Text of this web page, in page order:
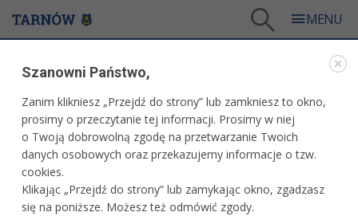
6.06.2025 r. - Targi Innowacji ITAR 2025 – IV edycja
WARTO PRZECZYTAĆ
6.06.2025 R. - TARGI INNOWACJI ITAR 2025 – IV
EDYCJA
04.03.2025, 14:06 Redakcja tarnow.pl
Szanowni Państwo,
Zanim klikniesz „Przejdź do strony” lub zamkniesz to okno,
prosimy o przeczytanie tej informacji. Prosimy w niej
o Twoją dobrowolną zgodę na przetwarzanie Twoich
danych osobowych oraz przekazujemy informacje o tzw.
cookies.
Klikając „Przejdź do strony” lub zamykając okno, zgadzasz
się na poniższe. Możesz też odmówić zgody.